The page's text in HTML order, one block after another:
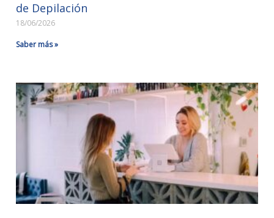
de Depilación
18/06/2026
Saber más »